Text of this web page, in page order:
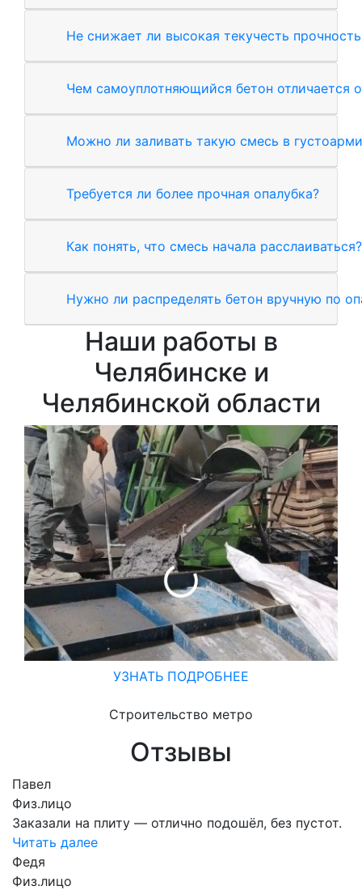
Не снижает ли высокая текучесть
Чем самоуплотняющийся бетон отличается
Можно ли заливать такую смесь в
Требуется ли более прочная опалубка?
Как понять, что смесь начала расслаиваться?
Нужно ли распределять бетон вручную по
Наши работы в
Челябинске и
Челябинской области
УЗНАТЬ ПОДРОБНЕЕ
Строительство метро
Отзывы
Павел
Физ.лицо
Заказали на плиту — отлично подошёл, без пустот.
Читать далее
Федя
Физ.лицо